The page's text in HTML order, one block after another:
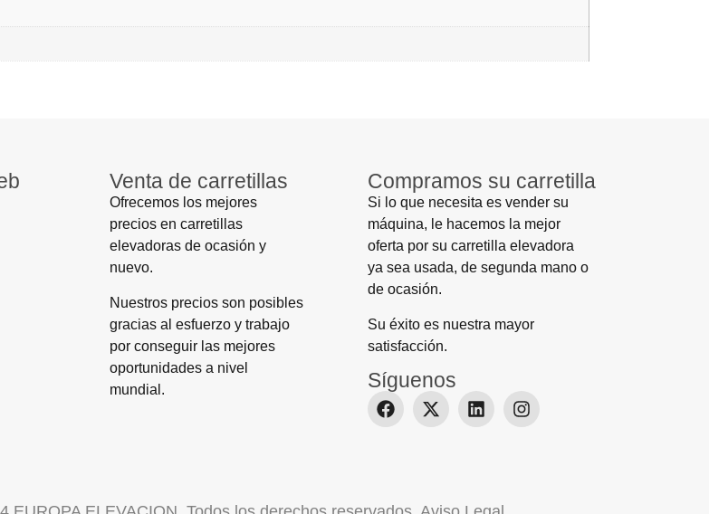
Venta de carretillas
Ofrecemos los mejores
precios en carretillas
elevadoras de ocasión y
nuevo.
Nuestros precios son posibles
gracias al esfuerzo y trabajo
por conseguir las mejores
oportunidades a nivel
mundial.
Compramos su carretilla
Si lo que necesita es vender su
máquina, le hacemos la mejor
oferta por su carretilla elevadora
ya sea usada, de segunda mano o
de ocasión.
Su éxito es nuestra mayor
satisfacción.
Síguenos